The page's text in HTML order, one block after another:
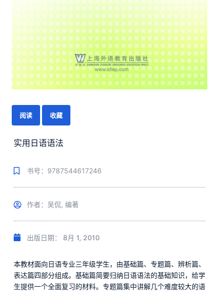
阅读 收藏
实用日语语法
书号：9787544617246
作者：吴侃, 编著
出版日期： 8月 1, 2010
本教材面向日语专业三年级学生，由基础篇、专题篇、辨析篇、
表达篇四部分组成。基础篇简要归纳日语语法的基础知识，给学
生提供一个全面复习的材料。专题篇集中讲解几个难度较大的语